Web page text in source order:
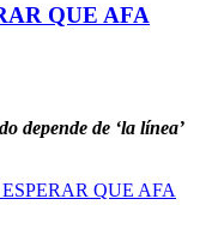
QUE AFA
depende de ‘la línea’
QUE AFA